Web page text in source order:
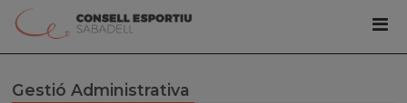
Gestió Administrativa